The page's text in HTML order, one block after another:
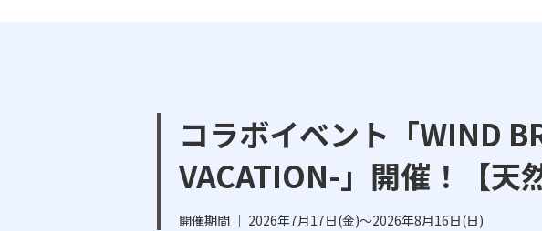
コラボイベント「WIND
VACATION-」開催！【天
開催期間 ｜ 2026年7月17日(金)～2026年8月16日(日)